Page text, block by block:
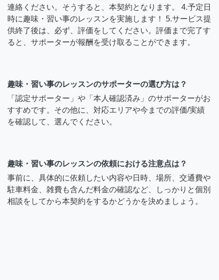
連絡ください。そうすると、本契約となります。 4.予定日
時に趣味・習い事のレッスンを実施します！ 5.サービス提
供終了後は、必ず、評価をしてください。評価まで完了す
ると、サポーターが報酬を受け取ることができます。
趣味・習い事のレッスンのサポーターの選び方は？
「認定サポーター」や「本人確認済み」のサポーターがお
すすめです。その他に、対応エリアや今までの評価/実績
を確認して、選んでください。
趣味・習い事のレッスンの依頼における注意点は？
事前に、具体的に依頼したい内容や日時、場所、交通費や
駐車料金、雑費も含んだ料金の確認など、しっかりと個別
相談をしてから本契約をするかどうかを決めましょう。